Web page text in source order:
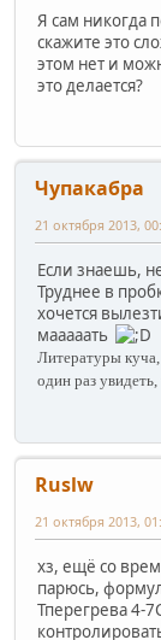
Я сам никогда
скажите это
этом нет и
это делается?
Чупакабра
21 октября 2013,
Если знаешь,
Труднее в
хочется
мааааать
Литературы
один раз
Ruslw
21 октября 2013,
хз, ещё со
парюсь,
Тперегрева 4-